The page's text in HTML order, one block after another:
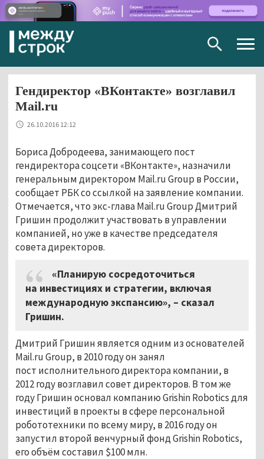
Гендиректор «ВКонтакте» возглавил
Mail.ru
26.10.2016 12:12
Бориса Добродеева, занимающего пост
гендиректора соцсети «ВКонтакте», назначили
генеральным директором Mail.ru Group в России,
сообщает РБК со ссылкой на заявление компании.
Отмечается, что экс-глава Mail.ru Group Дмитрий
Гришин продолжит участвовать в управлении
компанией, но уже в качестве председателя
совета директоров.
«Планирую сосредоточиться
на инвестициях и стратегии, включая
международную экспансию», – сказал
Гришин.
Дмитрий Гришин является одним из основателей
Mail.ru Group, в 2010 году он занял
пост исполнительного директора компании, в
2012 году возглавил совет директоров. В том же
году Гришин основал компанию Grishin Robotics для
инвестиций в проекты в сфере персональной
робототехники по всему миру, в 2016 году он
запустил второй венчурный фонд Grishin Robotics,
его объём составил $100 млн.